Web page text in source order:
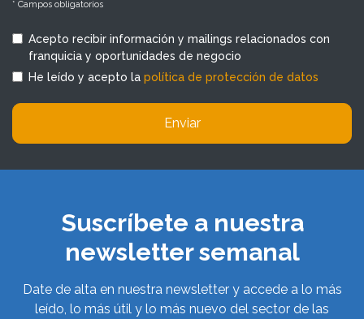
* Campos obligatorios
Acepto recibir información y mailings relacionados con
franquicia y oportunidades de negocio
He leído y acepto la política de protección de datos
Enviar
Suscríbete a nuestra
newsletter semanal
Date de alta en nuestra newsletter y accede a lo más
leído, lo más útil y lo más nuevo del sector de las